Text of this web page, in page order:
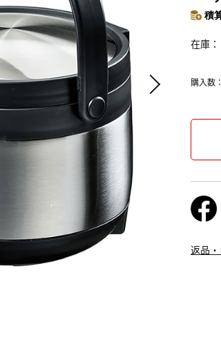
積
在庫
購入数
返品